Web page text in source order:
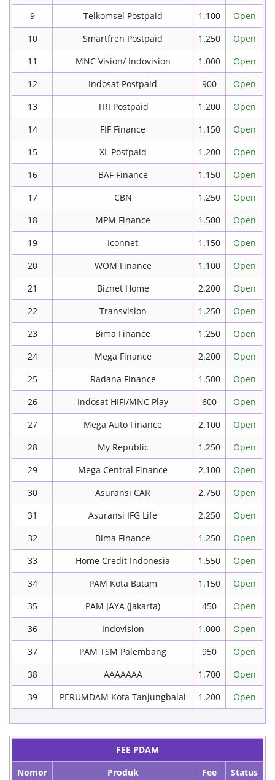
9
Telkomsel Postpaid 1.100
Open
10
Smartfren Postpaid 1.250
Open
11
MNC Vision/ Indovision 1.000
Open
12
Indosat Postpaid 900
Open
13
TRI Postpaid 1.200
Open
14
FIF Finance 1.150
Open
15
XL Postpaid 1.200
Open
16
BAF Finance 1.150
Open
17
CBN 1.250
Open
18
MPM Finance 1.500
Open
19
Iconnet 1.150
Open
20
WOM Finance 1.100
Open
21
Biznet Home 2.200
Open
22
Transvision 1.250
Open
23
Bima Finance 1.250
Open
24
Mega Finance 2.200
Open
25
Radana Finance 1.500
Open
26
Indosat HIFI/MNC Play 600
Open
27
Mega Auto Finance 2.100
Open
28
My Republic 1.250
Open
29
Mega Central Finance 2.100
Open
30
Asuransi CAR 2.750
Open
31
Asuransi IFG Life 2.250
Open
32
Bima Finance 1.250
Open
33
Home Credit Indonesia 1.550
Open
34
PAM Kota Batam 1.150
Open
35
PAM JAYA (Jakarta) 450
Open
36
Indovision 1.000
Open
37
PAM TSM Palembang 950
Open
38
AAAAAAA 1.700
Open
39
PERUMDAM Kota Tanjungbalai 1.200 Open
FEE PDAM
Nomor
Produk Fee Status